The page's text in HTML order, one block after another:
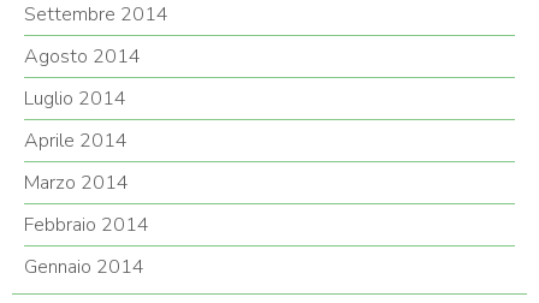
Settembre 2014
Agosto 2014
Luglio 2014
Aprile 2014
Marzo 2014
Febbraio 2014
Gennaio 2014